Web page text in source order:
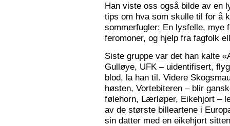
Han viste oss også bilde av en
tips om hva som skulle til for å
sommerfugler: En lysfelle, mye
feromoner, og hjelp fra fagfolk
Siste gruppe var det han kalte
Gulløye, UFK – uidentifisert,
blod, la han til. Videre
høsten, Vortebiteren – blir
følehorn, Lærløper, Eikehjort –
av de største billeartene i
sin datter med en eikehjort